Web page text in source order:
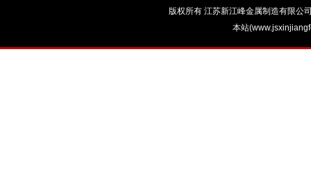
版权所有 江苏新江峰金属制造有限公
本站